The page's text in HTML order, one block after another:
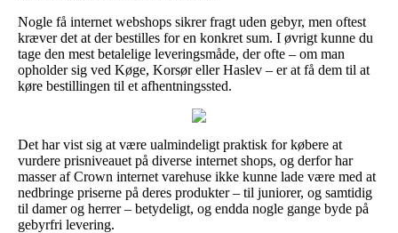
Nogle få internet webshops sikrer fragt uden gebyr, men oftest
kræver det at der bestilles for en konkret sum. I øvrigt kunne du
tage den mest betalelige leveringsmåde, der ofte – om man
opholder sig ved Køge, Korsør eller Haslev – er at få dem til at
køre bestillingen til et afhentningssted.
Det har vist sig at være ualmindeligt praktisk for købere at
vurdere prisniveauet på diverse internet shops, og derfor har
masser af Crown internet varehuse ikke kunne lade være med at
nedbringe priserne på deres produkter – til juniorer, og samtidig
til damer og herrer – betydeligt, og endda nogle gange byde på
gebyrfri levering.